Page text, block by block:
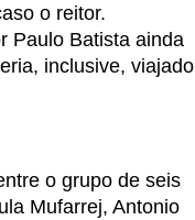
o reitor.
Paulo Batista ainda
inclusive, viajado
o grupo de seis
Mufarrej, Antonio